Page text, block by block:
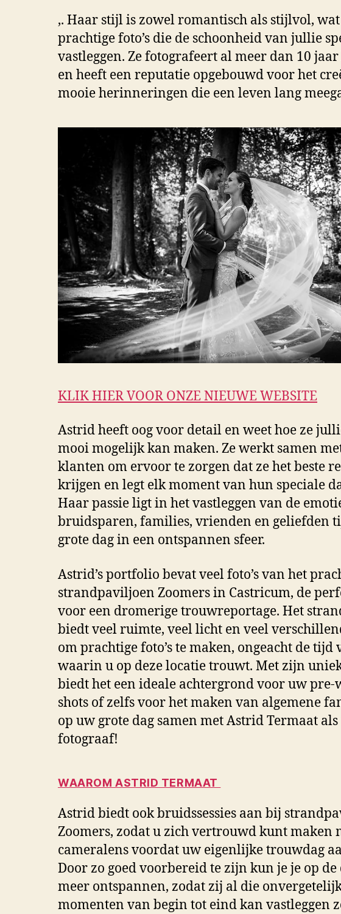
,. Haar stijl is zowel romantisch als stijlvol,
prachtige foto’s die de schoonheid van jullie
vastleggen. Ze fotografeert al meer dan 10
en heeft een reputatie opgebouwd voor het
mooie herinneringen die een leven lang
KLIK HIER VOOR ONZE NIEUWE WEBSITE
Astrid heeft oog voor detail en weet hoe ze
mooi mogelijk kan maken. Ze werkt samen
klanten om ervoor te zorgen dat ze het beste
krijgen en legt elk moment van hun speciale
Haar passie ligt in het vastleggen van de
bruidsparen, families, vrienden en geliefden
grote dag in een ontspannen sfeer.
Astrid’s portfolio bevat veel foto’s van het
strandpaviljoen Zoomers in Castricum, de
voor een dromerige trouwreportage. Het
biedt veel ruimte, veel licht en veel
om prachtige foto’s te maken, ongeacht de tijd
waarin u op deze locatie trouwt. Met zijn
biedt het een ideale achtergrond voor uw pre-
shots of zelfs voor het maken van algemene
op uw grote dag samen met Astrid Termaat
fotograaf!
WAAROM ASTRID TERMAAT
Astrid biedt ook bruidssessies aan bij
Zoomers, zodat u zich vertrouwd kunt maken
cameralens voordat uw eigenlijke trouwdag
Door zo goed voorbereid te zijn kun je je op de
meer ontspannen, zodat zij al die
momenten van begin tot eind kan vastleggen